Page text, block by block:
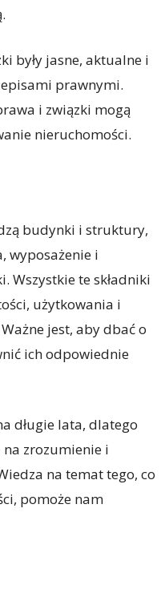
były jasne, aktualne i
prawnymi.
i związki mogą
nieruchomości.
budynki i struktury,
wyposażenie i
Wszystkie te składniki
użytkowania i
jest, aby dbać o
ich odpowiednie
długie lata, dlatego
zrozumienie i
na temat tego, co
pomoże nam